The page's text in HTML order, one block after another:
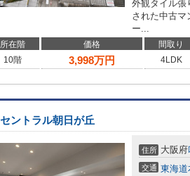
外観タイル張
された中古マ
ー...
所在階 価格 間取り
10階
3,998万円 4LDK
セントラル朝日が丘
住所 大阪府
交通 東海道